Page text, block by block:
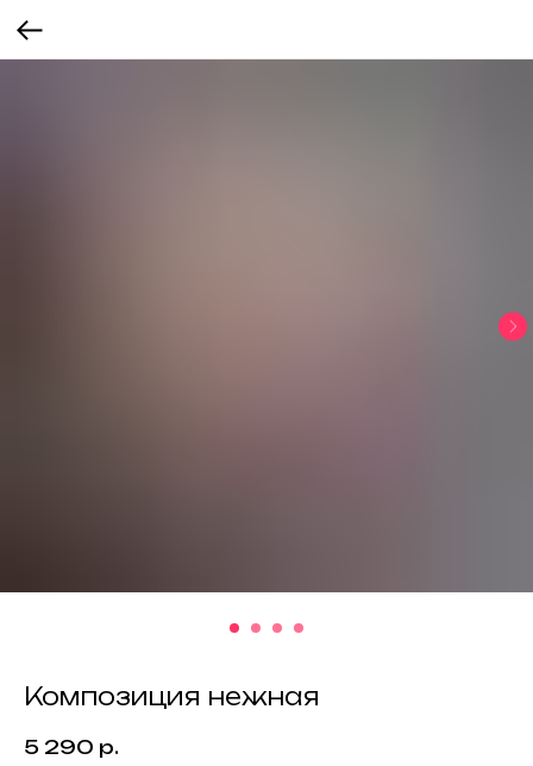
Композиция нежная
5 290 р.